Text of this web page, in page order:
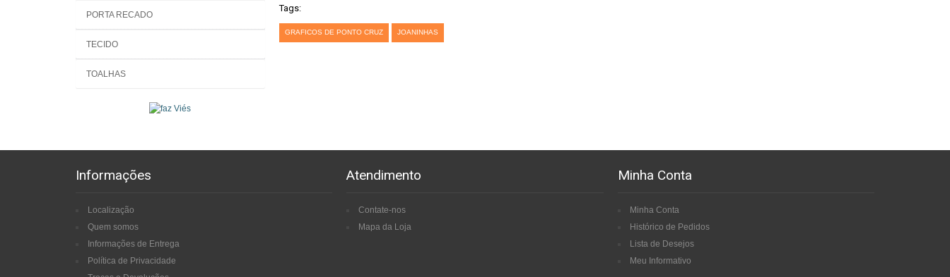
PORTA RECADO
TECIDO
TOALHAS
Tags:
GRAFICOS DE PONTO CRUZ JOANINHAS
Informações
Localização
Quem somos
Informações de Entrega
Política de Privacidade
Atendimento
Contate-nos
Mapa da Loja
Minha Conta
Minha Conta
Histórico de Pedidos
Lista de Desejos
Meu Informativo